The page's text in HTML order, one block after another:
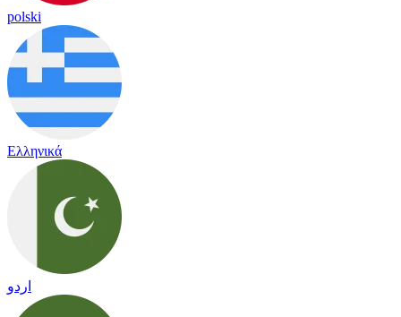
polski
Ελληνικά
اردو